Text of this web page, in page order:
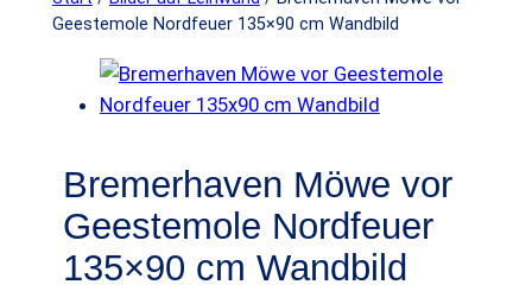
Geestemole Nordfeuer 135×90 cm Wandbild
Bremerhaven Möwe vor
Geestemole Nordfeuer
135×90 cm Wandbild